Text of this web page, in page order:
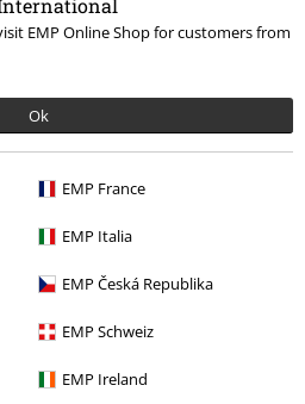
EMP Online Shop for customers from
Ok
EMP France
EMP Italia
EMP Česká Republika
EMP Schweiz
EMP Ireland
am: Dienstag, 17.02.2026
Größe: M